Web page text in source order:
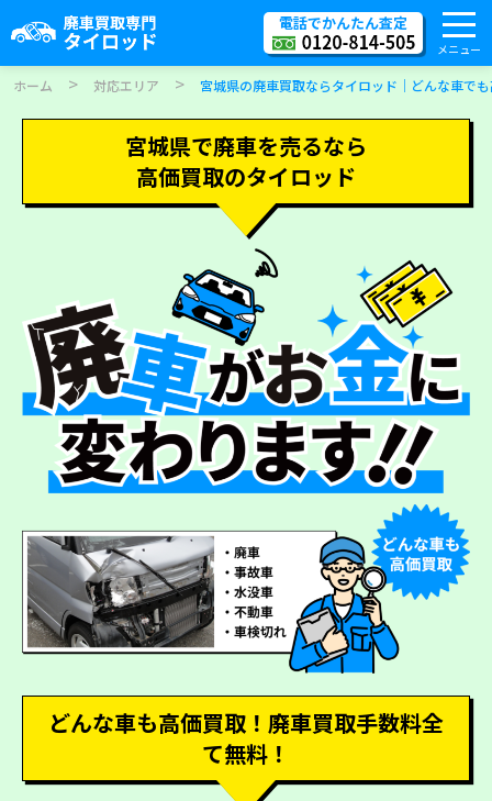
電話でかんたん査定
メニュー
ホーム > 対応エリア > 宮城県の廃車買取ならタイロッド｜どんな車で
宮城県で廃車を売るなら
高価買取のタイロッド
どんな車も高価買取！廃車買取手数料全
て無料！